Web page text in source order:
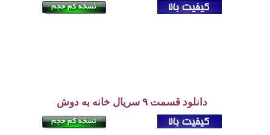
دانلود قسمت ۹ سریال خانه به دوش